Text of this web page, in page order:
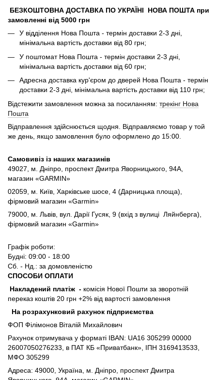
БЕЗКОШТОВНА ДОСТАВКА ПО УКРАЇНІ НОВА ПОШТА при
замовленні від 5000 грн
У відділення Нова Пошта - термін доставки 2-3 дні,
мінімальна вартість доставки від 80 грн;
У поштомат Нова Пошта - термін доставки 2-3 дні,
мінімальна вартість доставки від 60 грн;
Адресна доставка кур'єром до дверей Нова Пошта - термін
доставки 2-3 дні, мінімальна вартість доставки від 110 грн;
Відстежити замовлення можна за посиланням: трекінг Нова
Пошта
Відправлення здійснюється щодня. Відправляємо товар у той
же день, якщо замовлення було оформлено до 15:00.
Самовивіз із наших магазинів
49027, м. Дніпро, проспект Дмитра Яворницького, 94А,
магазин «GARMIN»
02059, м. Київ, Харківське шосе, 4 (Дарницька площа),
фірмовий магазин «Garmin»
79000, м. Львів, вул. Дарії Гусяк, 9 (вхід з вулиці Ляйнберга),
фірмовий магазин «Garmin»
Графік роботи:
Будні: 09:00 - 18:00
Сб. - Нд.: за домовленістю
СПОСОБИ ОПЛАТИ
Накладений платіж - комісія Нової Пошти за зворотній
переказ коштів 20 грн +2% від вартості замовлення
На розрахунковий рахунок підприємства
ФОП Філімонов Віталій Михайлович
Рахунок отримувача у форматі IBAN: UA16 305299 00000
26007050276233, в ПАТ КБ «Приватбанк», ІПН 3169413533,
МФО 305299
Адреса: 49000, Україна, м. Дніпро, проспект Дмитра